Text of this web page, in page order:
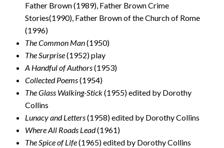
Father Brown (1989), Father Brown Crime
Stories(1990), Father Brown of the Church of Rome
(1996)
The Common Man(1950)
The Surprise(1952) play
A Handful of Authors(1953)
Collected Poems(1954)
The Glass Walking-Stick(1955) edited by Dorothy
Collins
Lunacy and Letters(1958) edited by Dorothy Collins
Where All Roads Lead(1961)
The Spice of Life(1965) edited by Dorothy Collins